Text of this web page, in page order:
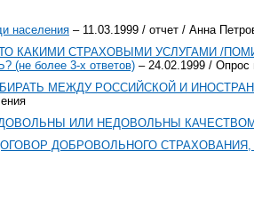
населения – 11.03.1999 / отчет / Анна
КАКИМИ СТРАХОВЫМИ УСЛУГАМИ /
более 3-х ответов) – 24.02.1999 / Опрос
МЕЖДУ РОССИЙСКОЙ И
ИЛИ НЕДОВОЛЬНЫ
ДОБРОВОЛЬНОГО